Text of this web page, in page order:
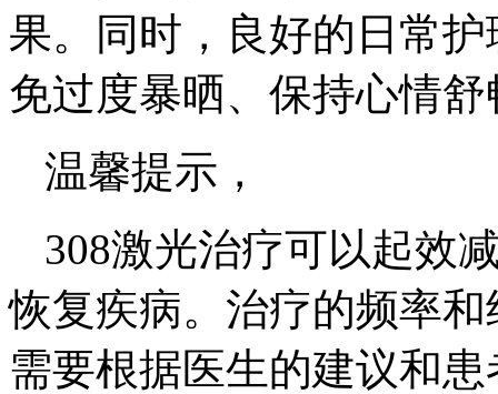
果。同时，良好的日常
免过度暴晒、保持心情舒
温馨提示，
308激光治疗可以起效
恢复疾病。治疗的频率
需要根据医生的建议和